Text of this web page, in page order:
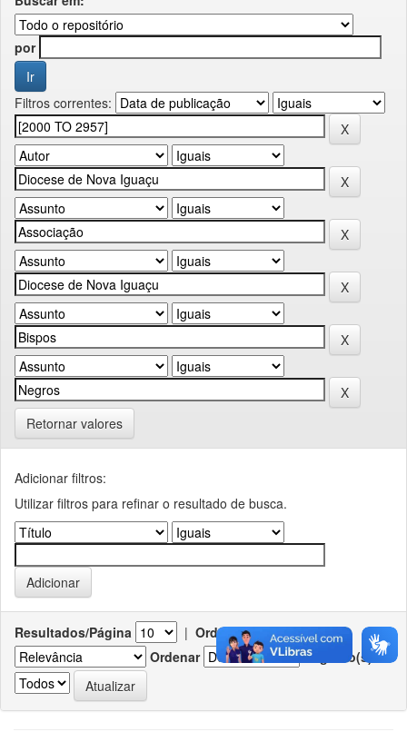
por
Filtros correntes:
Retornar valores
Adicionar filtros:
Utilizar filtros para refinar o resultado de busca.
Resultados/Página | Ordenar registros por
Ordenar
Registro(s)